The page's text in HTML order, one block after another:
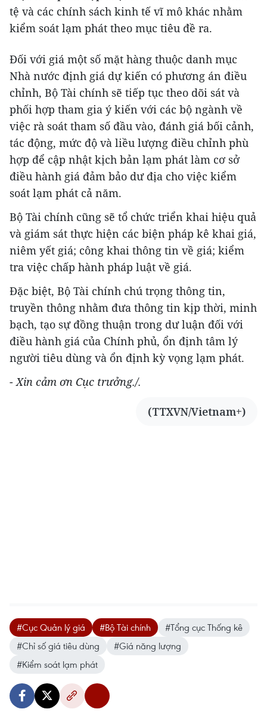
tệ và các chính sách kinh tế vĩ mô khác nhằm
kiểm soát lạm phát theo mục tiêu đề ra.
Đối với giá một số mặt hàng thuộc danh mục
Nhà nước định giá dự kiến có phương án điều
chỉnh, Bộ Tài chính sẽ tiếp tục theo dõi sát và
phối hợp tham gia ý kiến với các bộ ngành về
việc rà soát tham số đầu vào, đánh giá bối cảnh,
tác động, mức độ và liều lượng điều chỉnh phù
hợp để cập nhật kịch bản lạm phát làm cơ sở
điều hành giá đảm bảo dư địa cho việc kiểm
soát lạm phát cả năm.
Bộ Tài chính cũng sẽ tổ chức triển khai hiệu quả
và giám sát thực hiện các biện pháp kê khai giá,
niêm yết giá; công khai thông tin về giá; kiểm
tra việc chấp hành pháp luật về giá.
Đặc biệt, Bộ Tài chính chú trọng thông tin,
truyền thông nhằm đưa thông tin kịp thời, minh
bạch, tạo sự đồng thuận trong dư luận đối với
điều hành giá của Chính phủ, ổn định tâm lý
người tiêu dùng và ổn định kỳ vọng lạm phát.
-Xin cảm ơn Cục trưởng./.
(TTXVN/Vietnam+)
#Cục Quản lý giá #Bộ Tài chính
#Tổng cục Thống kê
#Chỉ số giá tiêu dùng
#Giá năng lượng
#Kiểm soát lạm phát